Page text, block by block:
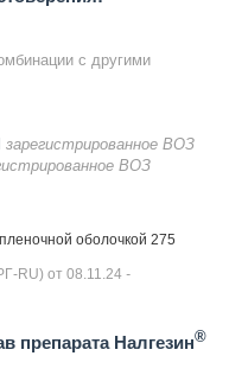
с другими
зарегистрированное ВОЗ
ВОЗ
оболочкой 275
RU) от 08.11.24 -
препарата Налгезин®